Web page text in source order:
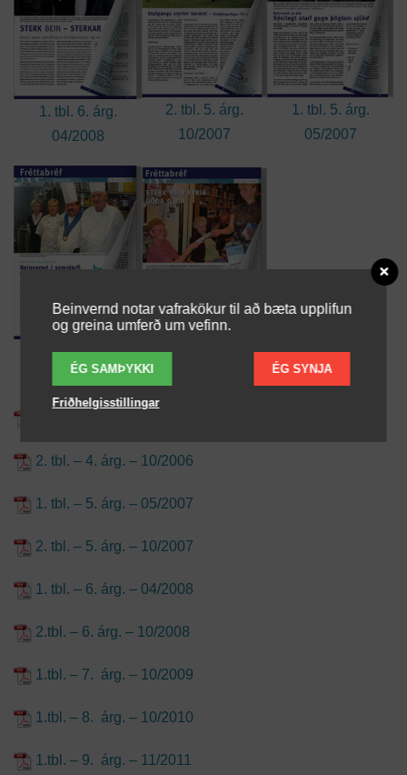
1. tbl. 6. árg.
04/2008
2. tbl. 5. árg.
10/2007
1. tbl. 5. árg.
05/2007
2. tbl. 4. árg.
10/2006
1. tbl. 4. árg.
2. tbl. – 4. árg. – 10/2006
1. tbl. – 5. árg. – 05/2007
2. tbl. – 5. árg. – 10/2007
1. tbl. – 6. árg. – 04/2008
2.tbl. – 6. árg. – 10/2008
1.tbl. – 7. árg. – 10/2009
1.tbl. – 8. árg. – 10/2010
1.tbl. – 9. árg. – 11/2011
Beinvernd notar vafrakökur til að bæta upplifun
og greina umferð um vefinn.
ÉG SAMÞYKKI ÉG SYNJA
Friðhelgisstillingar